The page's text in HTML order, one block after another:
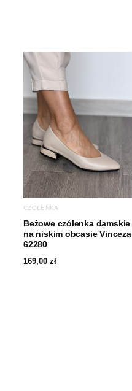
CZÓŁENKA
Beżowe czółenka damskie
na niskim obcasie Vinceza
62280
169,00 zł